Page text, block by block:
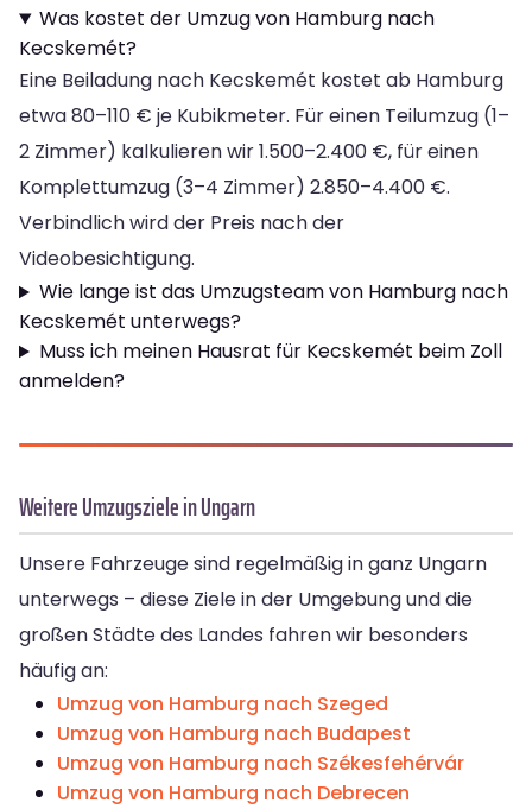
Was kostet der Umzug von Hamburg nach
Kecskemét?
Eine Beiladung nach Kecskemét kostet ab Hamburg
etwa 80–110 € je Kubikmeter. Für einen Teilumzug (1–
2 Zimmer) kalkulieren wir 1.500–2.400 €, für einen
Komplettumzug (3–4 Zimmer) 2.850–4.400 €.
Verbindlich wird der Preis nach der
Videobesichtigung.
Wie lange ist das Umzugsteam von Hamburg nach
Kecskemét unterwegs?
Muss ich meinen Hausrat für Kecskemét beim Zoll
anmelden?
Weitere Umzugsziele in Ungarn
Unsere Fahrzeuge sind regelmäßig in ganz Ungarn
unterwegs – diese Ziele in der Umgebung und die
großen Städte des Landes fahren wir besonders
häufig an:
Umzug von Hamburg nach Szeged
Umzug von Hamburg nach Budapest
Umzug von Hamburg nach Székesfehérvár
Umzug von Hamburg nach Debrecen